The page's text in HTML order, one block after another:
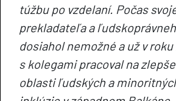
túžbu po vzdelaní. Počas
prekladateľa a
dosiahol nemožné a už v roku
s kolegami pracoval na
oblasti ľudských a